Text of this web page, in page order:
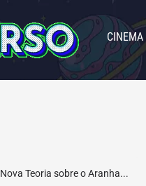
CINEMA
Nova Teoria sobre o Aranha...